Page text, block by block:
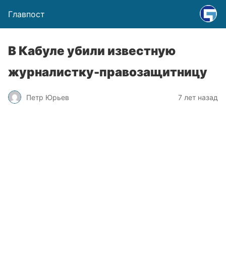
Главпост
В Кабуле убили известную
журналистку-правозащитницу
Петр Юрьев 7 лет назад